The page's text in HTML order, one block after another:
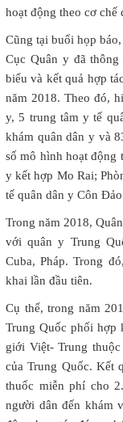
hoạt động theo cơ
Cũng tại buổi họp
Cục Quân y đã
biểu và kết quả hợp
năm 2018. Theo đó,
y, 5 trung tâm y tế
khám quân dân y và
số mô hình hoạt động
y kết hợp Mo Rai;
tế quân dân y Côn
Trong năm 2018,
với quân y Trung
Cuba, Pháp. Trong
khai lần đầu tiên.
Cụ thể, trong năm
Trung Quốc phối hợp
giới Việt- Trung
của Trung Quốc. Kết
thuốc miễn phí cho
người dân đến khám